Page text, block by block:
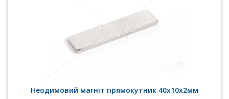
Неодимовий магніт прямокутник 40х10х2мм